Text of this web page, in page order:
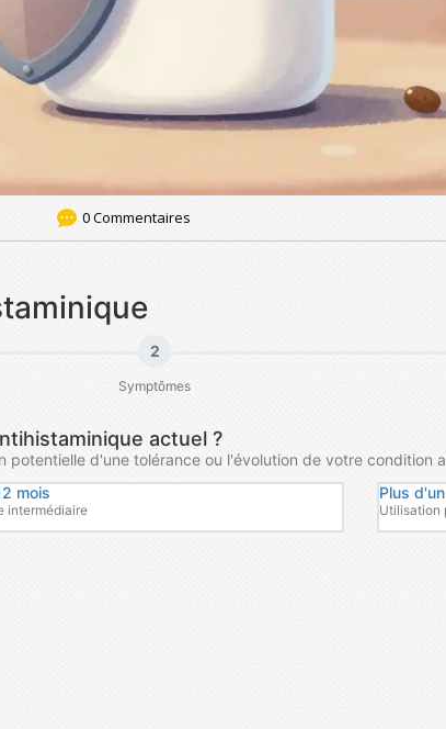
0 Commentaires
2
Symptômes
actuel ?
d'une tolérance ou l'évolution de votre condition
mois
intermédiaire
Plus
Utilisation